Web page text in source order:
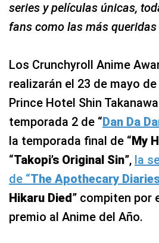
series y películas únicas,
fans como las más
Los Crunchyroll Anime
realizarán el 23 de mayo
Prince Hotel Shin
temporada 2 de “Dan Da
la temporada final de “My
“Takopi’s Original Sin”, la
de “The Apothecary
Hikaru Died” compiten por
premio al Anime del Año.